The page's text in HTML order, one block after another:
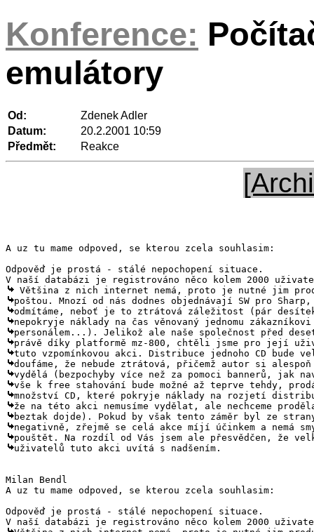
Konference:
emulátory
Od:
Zdenek Adler
Datum:
20.2.2001 10:59
Předmět:
Reakce
A uz tu mame odpoved, se kterou zcela souhlasim:
Odpověď je prostá - stálé nepochopení situace.
uživatelů tuto akci uvítá s nadšením.
Milan Bendl
A uz tu mame odpoved, se kterou zcela souhlasim:
Odpověď je prostá - stálé nepochopení situace.